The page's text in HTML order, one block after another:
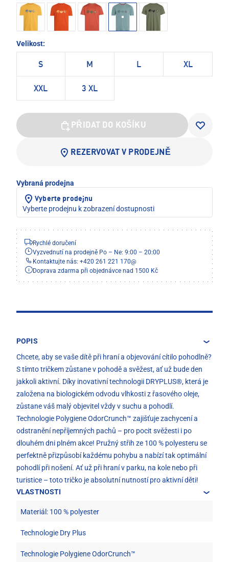
Velikost:
S M L XL
XXL 3 XL
PŘIDAT DO KOŠÍKU
REZERVOVAT V PRODEJNĚ
Vybraná prodejna
Vyberte prodejnu
Vyberte prodejnu k zobrazení dostupnosti
Rychlé doručení
Vyzvednutí na prodejně Po – Ne: 9:00 – 20:00
Kontaktujte nás: +420 261 221 170@
Doprava zdarma při objednávce nad 1500 Kč
POPIS
Chcete, aby se vaše dítě při hraní a objevování cítilo pohodlně?
S tímto tričkem zůstane v pohodě a svěžest, ať už bude den
jakkoli aktivní. Díky inovativní technologii DRYPLUS®, která je
založena na biologickém odvodu vlhkosti z řasového oleje,
zůstane váš malý objevitel vždy v suchu a pohodlí.
Technologie Polygiene OdorCrunch™ zajišťuje zachycení a
odstranění nepříjemných pachů – pro pocit svěžesti i po
dlouhém dni plném akce! Pružný střih ze 100 % polyesteru se
perfektně přizpůsobí každému pohybu a nabízí tak optimální
pohodlí při nošení. Ať už při hraní v parku, na kole nebo při
turistice – toto tričko je absolutní nutností pro aktivní děti!
VLASTNOSTI
Materiál: 100 % polyester
Technologie Dry Plus
Technologie Polygiene OdorCrunch™